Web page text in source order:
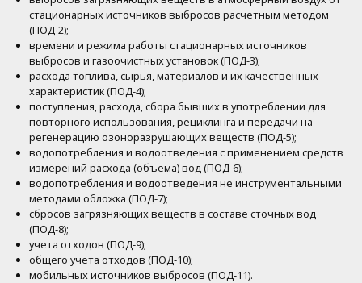
стационарных источников выбросов расчетным методом
(ПОД-2);
времени и режима работы стационарных источников
выбросов и газоочистных установок (ПОД-3);
расхода топлива, сырья, материалов и их качественных
характеристик (ПОД-4);
поступления, расхода, сбора бывших в употреблении для
повторного использования, рециклинга и передачи на
регенерацию озоноразрушающих веществ (ПОД-5);
водопотребления и водоотведения с применением средств
измерений расхода (объема) вод (ПОД-6);
водопотребления и водоотведения не инструментальными
методами обложка (ПОД-7);
сбросов загрязняющих веществ в составе сточных вод
(ПОД-8);
учета отходов (ПОД-9);
общего учета отходов (ПОД-10);
мобильных источников выбросов (ПОД-11).